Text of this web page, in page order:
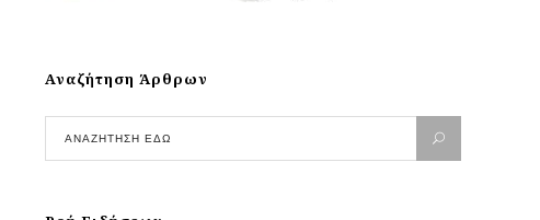
Αναζήτηση Άρθρων